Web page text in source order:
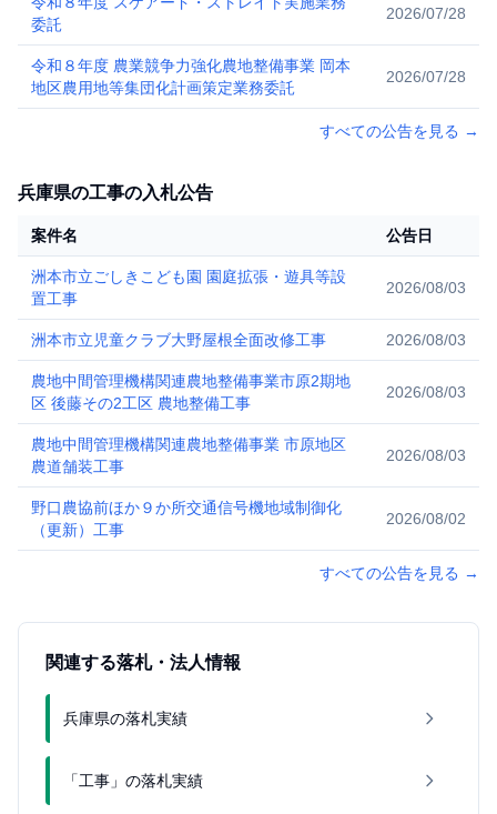
委託
2026/07/28
令和８年度 農業競争力強化農地整備事業 岡本
地区農用地等集団化計画策定業務委託
2026/07/28
すべての公告を見る →
兵庫県の工事の入札公告
案件名 公告日
洲本市立ごしきこども園 園庭拡張・遊具等設
置工事
2026/08/03
洲本市立児童クラブ大野屋根全面改修工事 2026/08/03
農地中間管理機構関連農地整備事業市原2期地
区 後藤その2工区 農地整備工事
2026/08/03
農地中間管理機構関連農地整備事業 市原地区
農道舗装工事​​​
2026/08/03
野口農協前ほか９か所交通信号機地域制御化
（更新）工事
2026/08/02
すべての公告を見る →
関連する落札・法人情報
兵庫県の落札実績
「工事」の落札実績